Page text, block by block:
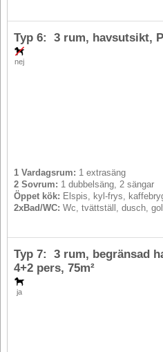
nej
Typ 6: 3 rum, havsutsikt,
1 Vardagsrum: 1 extrasäng
2 Sovrum: 1 dubbelsäng, 2 sängar
Öppet kök: Elspis, kyl-frys,
2xBad/WC: Wc, tvättställ, dusch,
ja
Typ 7: 3 rum, begränsad
4+2 pers, 75m²